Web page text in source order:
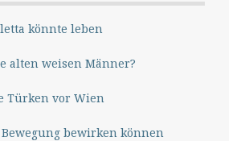
könnte leben
alten weisen Männer?
Türken vor Wien
bewirken können